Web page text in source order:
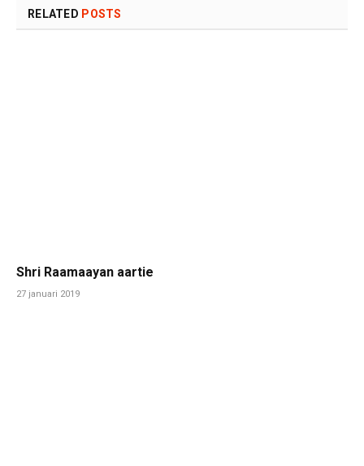
RELATED POSTS
Shri Raamaayan aartie
27 januari 2019